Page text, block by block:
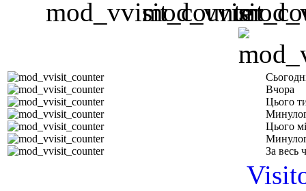
Вчора
Цього
Цього
За весь